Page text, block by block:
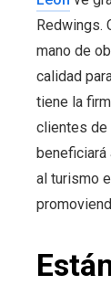
Redwings.
mano de
calidad
tiene la
clientes de
beneficiará
al turismo